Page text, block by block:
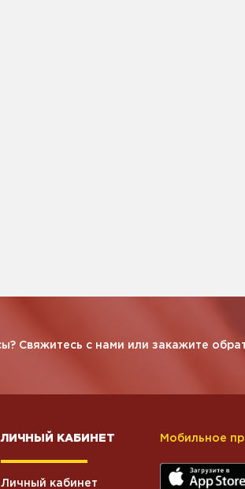
Свяжитесь с нами или закажите
ЛИЧНЫЙ КАБИНЕТ
Личный кабинет
Мобильное